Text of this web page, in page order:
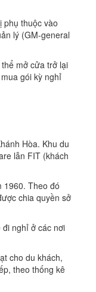
phụ thuộc vào
lý (GM-general
mở cửa trở lại
gói kỳ nghỉ
Hòa. Khu du
lẫn FIT (khách
1960. Theo đó
chia quyền sở
nghỉ ở các nơi
cho du khách,
theo thống kê